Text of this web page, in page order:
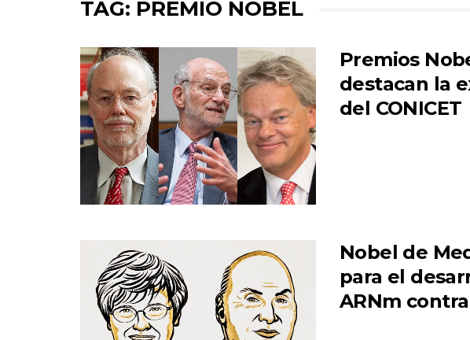
TAG: PREMIO NOBEL
Premios
destacan la
del CONICET
Nobel de
para el
ARNm contra